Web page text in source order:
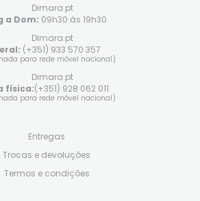
a Dom: 09h30 às 19h30
(+351) 933 570 357
para rede móvel nacional)
física:(+351) 928 062 011
para rede móvel nacional)
Entregas
Trocas e devoluções
Termos e condições